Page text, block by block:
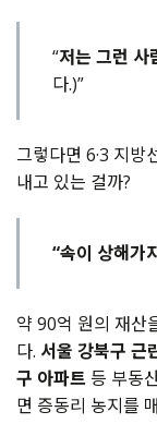
“저는 그런 사
다.)”
그렇다면 6·3 지방
내고 있는 걸까?
“속이 상해가
약 90억 원의 재산
다. 서울 강북구 근
구 아파트 등 부동
면 증동리 농지를